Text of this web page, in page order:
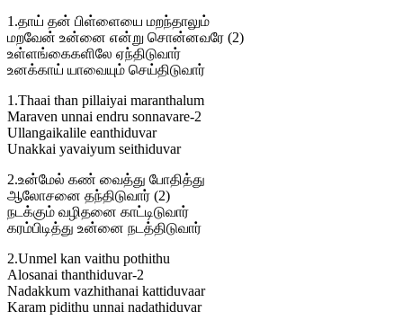
1.தாய் தன் பிள்ளையை மறந்தாலும்
மறவேன் உன்னை என்று சொன்னவரே (2)
உள்ளங்கைகளிலே ஏந்திடுவார்
உனக்காய் யாவையும் செய்திடுவார்
1.Thaai than pillaiyai maranthalum
Maraven unnai endru sonnavare-2
Ullangaikalile eanthiduvar
Unakkai yavaiyum seithiduvar
2.உன்மேல் கண் வைத்து போதித்து
ஆலோசனை தந்திடுவார் (2)
நடக்கும் வழிதனை காட்டிடுவார்
கரம்பிடித்து உன்னை நடத்திடுவார்
2.Unmel kan vaithu pothithu
Alosanai thanthiduvar-2
Nadakkum vazhithanai kattiduvaar
Karam pidithu unnai nadathiduvar